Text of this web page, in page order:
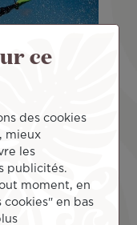
de cœur en
ce
des cookies
mieux
les
publicités.
moment, en
cookies" en bas